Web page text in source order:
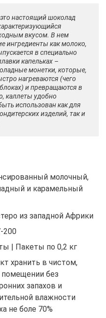
настоящий шоколад
вкусом. В нем
ингредиенты как молоко,
в специально
капельках –
монетки, которые,
нагреваются (чего
и превращаются в
каллеты удобно
использован как для
изделий, так и
молочный,
и карамельный
из западной Африки
200
| Пакеты по 0,2 кг
хранить в чистом,
помещении без
запахов и
влажности
не боле 70%